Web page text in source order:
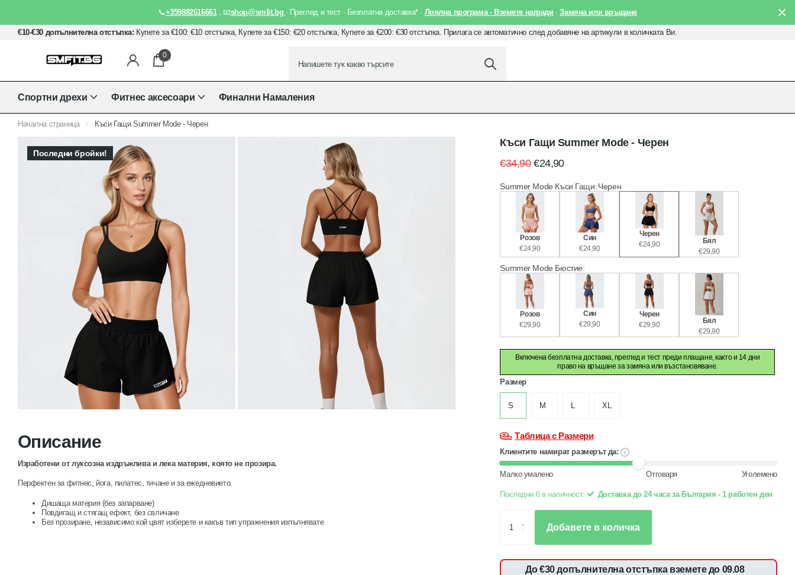
📞+359882616661 , 📧shop@smfit.bg · Преглед и тест · Безплатна доставка* · Лоялна програма - Вземете награди ·Замяна или връщане
€10-€30 допълнителна отстъпка: Купете за €100: €10 отстъпка, Купете за €150: €20 отстъпка, Купете за €200: €30 отстъпка. Прилага се автоматично след добавяне на артикули в количката Ви.
0
Спортни дрехи Фитнес аксесоари Финални Намаления
Начална страница Къси Гащи Summer Mode - Черен
Последни бройки!
Описание
Изработени от луксозна издръжлива и лека материя, която не прозира.
Перфектен за фитнес, йога, пилатес, тичане и за ежедневието.
Дишаща материя (без запарване)
Повдигащ и стягащ ефект, без свличане
Без прозиране, независимо кой цвят изберете и какъв тип упражнения изпълнявате
Къси Гащи Summer Mode - Черен
€34,90 €24,90
Summer Mode Къси Гащи:Черен
Розов
€24,90
Син
€24,90
Черен
€24,90
Бял
€29,90
Summer Mode Бюстие:
Розов
€29,90
Син
€29,90
Черен
€29,90
Бял
€29,90
Включена безплатна доставка, преглед и тест преди плащане, както и 14 дни
право на връщане за замяна или възстановяване.
Размер
S M XL
Таблица с Размери
Клиентите намират размерът да:
Малко умалено Отговаря Уголемено
Последни 6 в наличност. Доставка до 24 часа за България - 1 работен ден
Добавете в количка
До €30 допълнителна отстъпка вземете до 09.08